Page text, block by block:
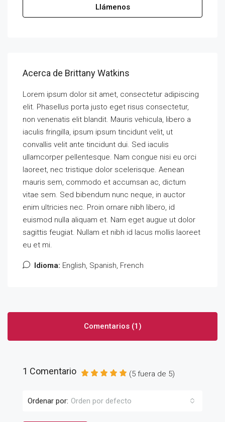
Llámenos
Acerca de Brittany Watkins
Lorem ipsum dolor sit amet, consectetur adipiscing
elit. Phasellus porta justo eget risus consectetur,
non venenatis elit blandit. Mauris vehicula, libero a
iaculis fringilla, ipsum ipsum tincidunt velit, ut
convallis velit ante tincidunt dui. Sed iaculis
ullamcorper pellentesque. Nam congue nisi eu orci
laoreet, nec tristique dolor scelerisque. Aenean
mauris sem, commodo et accumsan ac, dictum
vitae sem. Sed bibendum nunc neque, in auctor
enim ultricies nec. Proin ornare nibh libero, id
euismod nulla aliquam et. Nam eget augue ut dolor
sagittis feugiat. Nullam et nibh id lacus mollis laoreet
eu et mi.
Idioma: English, Spanish, French
Comentarios (1)
1 Comentario (5 fuera de 5)
Ordenar por: Orden por defecto